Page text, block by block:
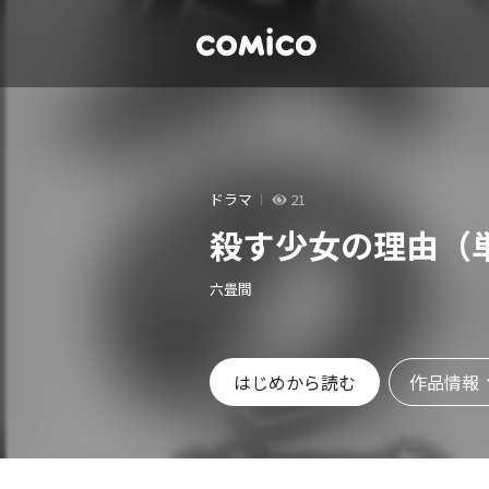
ドラマ 21
殺す少女の理由（
六畳間
はじめから読む 作品情報